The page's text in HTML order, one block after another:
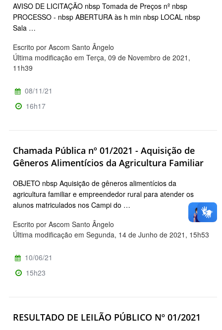
AVISO DE LICITAÇÃO nbsp Tomada de Preços nº nbsp
PROCESSO - nbsp ABERTURA às h min nbsp LOCAL nbsp
Sala …
Escrito por Ascom Santo Ângelo
Última modificação em Terça, 09 de Novembro de 2021,
11h39
08/11/21
16h17
Chamada Pública nº 01/2021 - Aquisição de
Gêneros Alimentícios da Agricultura Familiar
OBJETO nbsp Aquisição de gêneros alimentícios da
agricultura familiar e empreendedor rural para atender os
alunos matriculados nos Campi do …
Escrito por Ascom Santo Ângelo
Última modificação em Segunda, 14 de Junho de 2021, 15h53
10/06/21
15h23
RESULTADO DE LEILÃO PÚBLICO Nº 01/2021